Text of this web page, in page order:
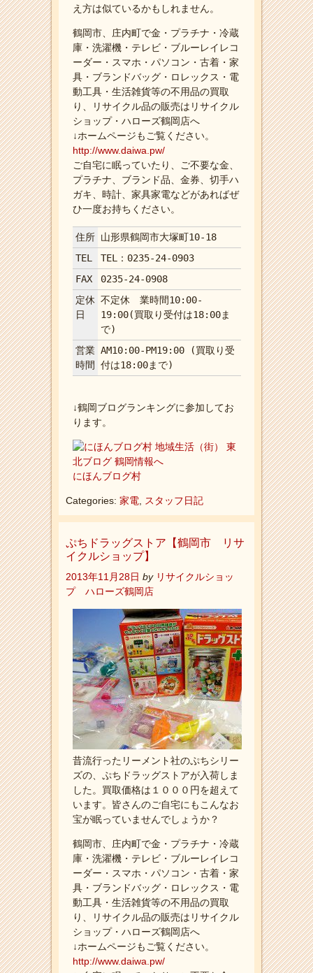
え方は似ているかもしれません。
鶴岡市、庄内町で金・プラチナ・冷蔵
庫・洗濯機・テレビ・ブルーレイレコ
ーダー・スマホ・パソコン・古着・家
具・ブランドバッグ・ロレックス・電
動工具・生活雑貨等の不用品の買取
り、リサイクル品の販売はリサイクル
ショップ・ハローズ鶴岡店へ
↓ホームページもご覧ください。
http://www.daiwa.pw/
ご自宅に眠っていたり、ご不要な金、
プラチナ、ブランド品、金券、切手ハ
ガキ、時計、家具家電などがあればぜ
ひ一度お持ちください。
住所 山形県鶴岡市大塚町10-18
TEL
TEL：0235-24-0903
FAX
0235-24-0908
定休
日
不定休 業時間10:00-
19:00(買取り受付は18:00ま
で)
営業
時間
AM10:00-PM19:00 (買取り受
付は18:00まで)
↓鶴岡ブログランキングに参加してお
ります。
にほんブログ村
Categories: 家電 スタッフ日記
ぷちドラッグストア【鶴岡市 リサ
イクルショップ】
2013年11月28日 by リサイクルショッ
プ ハローズ鶴岡店
昔流行ったリーメント社のぷちシリー
ズの、ぷちドラッグストアが入荷しま
した。買取価格は１０００円を超えて
います。皆さんのご自宅にもこんなお
宝が眠っていませんでしょうか？
鶴岡市、庄内町で金・プラチナ・冷蔵
庫・洗濯機・テレビ・ブルーレイレコ
ーダー・スマホ・パソコン・古着・家
具・ブランドバッグ・ロレックス・電
動工具・生活雑貨等の不用品の買取
り、リサイクル品の販売はリサイクル
ショップ・ハローズ鶴岡店へ
↓ホームページもご覧ください。
http://www.daiwa.pw/